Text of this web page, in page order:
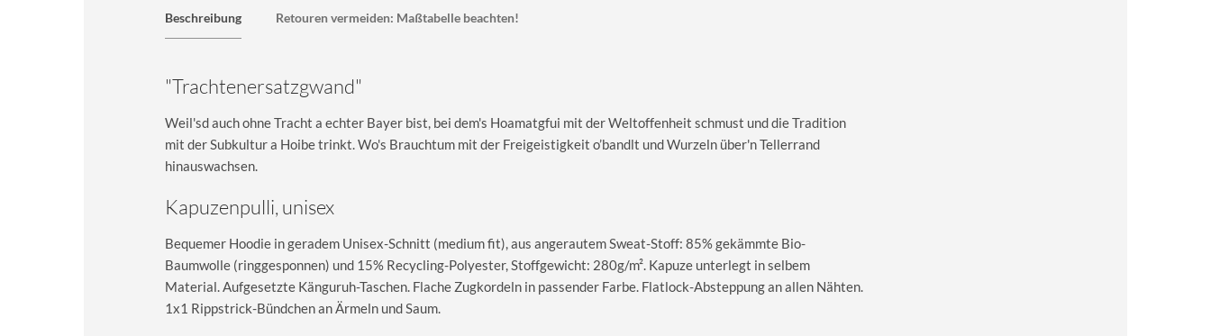
Beschreibung Retouren vermeiden: Maßtabelle beachten!
"Trachtenersatzgwand"
Weil'sd auch ohne Tracht a echter Bayer bist, bei dem's Hoamatgfui mit der Weltoffenheit schmust und die Tradition
mit der Subkultur a Hoibe trinkt. Wo's Brauchtum mit der Freigeistigkeit o’bandlt und Wurzeln über'n Tellerrand
hinauswachsen.
Kapuzenpulli, unisex
Bequemer Hoodie in geradem Unisex-Schnitt (medium fit), aus angerautem Sweat-Stoff: 85% gekämmte Bio-
Baumwolle (ringgesponnen) und 15% Recycling-Polyester, Stoffgewicht: 280g/m². Kapuze unterlegt in selbem
Material. Aufgesetzte Känguruh-Taschen. Flache Zugkordeln in passender Farbe. Flatlock-Absteppung an allen Nähten.
1x1 Rippstrick-Bündchen an Ärmeln und Saum.